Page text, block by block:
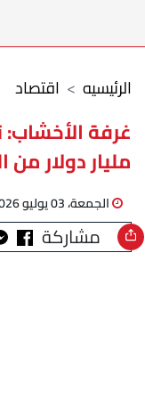
اقتصاد الرئيسيه
مليار دولار من
الجمعة، 03 يوليو 2026 02:24 م
مشاركة